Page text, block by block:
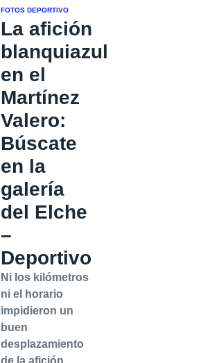
FOTOS DEPORTIVO
La afición
blanquiazul
en el
Martínez
Valero:
Búscate
en la
galería
del Elche
–
Deportivo
Ni los kilómetros
ni el horario
impidieron un
buen
desplazamiento
de la afición